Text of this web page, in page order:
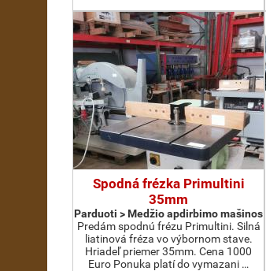
Spodná frézka Primultini
35mm
Parduoti > Medžio apdirbimo mašinos
Predám spodnú frézu Primultini. Silná
liatinová fréza vo výbornom stave.
Hriadeľ priemer 35mm. Cena 1000
Euro Ponuka platí do vymazani …